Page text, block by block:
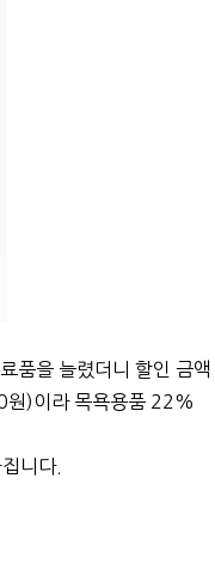
품을 늘렸더니 할인 금액
)이라 목욕용품 22%
니다.